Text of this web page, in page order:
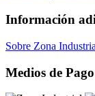
Información
Sobre Zona
Medios de Pago